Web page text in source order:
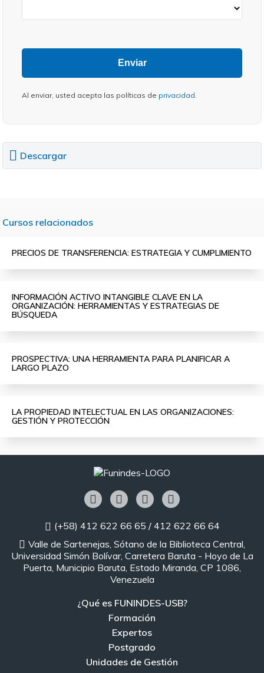
Enviar
Al enviar, usted acepta las políticas de privacidad.
Descargar
Cursos relacionados
PRECIOS DE TRANSFERENCIA: ESTRATEGIA Y CUMPLIMIENTO
INFORMACIÓN ACTIVO INTANGIBLE CLAVE EN LA
ORGANIZACIÓN: HERRAMIENTAS Y ESTRATEGIAS DE
BÚSQUEDA
PROSPECTIVA: UNA HERRAMIENTA PARA PLANIFICAR A
LARGO PLAZO
LA PROPIEDAD INTELECTUAL EN LAS ORGANIZACIONES:
GESTIÓN Y PROTECCIÓN
(+58) 412 622 66 65 / 412 622 66 64
Valle de Sartenejas, Sótano de la Biblioteca Central,
Universidad Simón Bolívar, Carretera Baruta - Hoyo de La
Puerta, Municipio Baruta, Estado Miranda, CP 1086,
Venezuela
¿Qué es FUNINDES-USB?
Formación
Expertos
Postgrado
Unidades de Gestión